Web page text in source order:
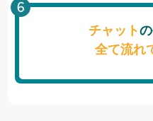
チャット
全て流れ